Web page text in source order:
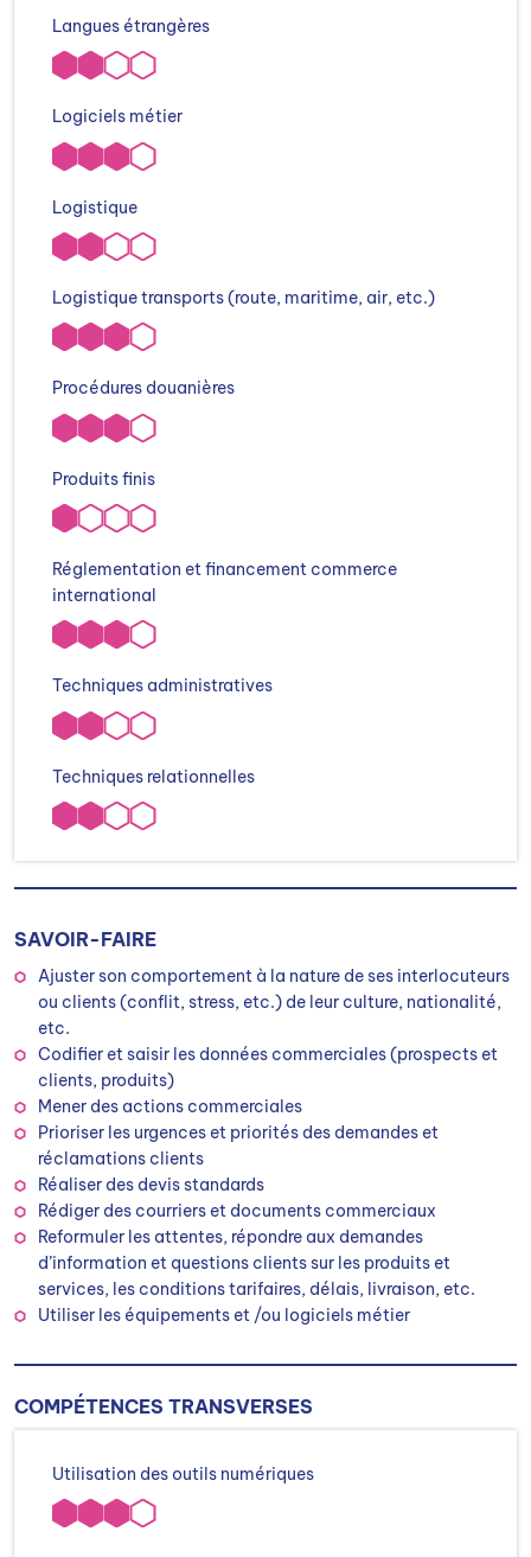
Langues étrangères
Logiciels métier
Logistique
Logistique transports (route, maritime, air, etc.)
Procédures douanières
Produits finis
Réglementation et financement commerce
international
Techniques administratives
Techniques relationnelles
SAVOIR-FAIRE
Ajuster son comportement à la nature de ses interlocuteurs
ou clients (conflit, stress, etc.) de leur culture, nationalité,
etc.
Codifier et saisir les données commerciales (prospects et
clients, produits)
Mener des actions commerciales
Prioriser les urgences et priorités des demandes et
réclamations clients
Réaliser des devis standards
Rédiger des courriers et documents commerciaux
Reformuler les attentes, répondre aux demandes
d’information et questions clients sur les produits et
services, les conditions tarifaires, délais, livraison, etc.
Utiliser les équipements et /ou logiciels métier
COMPÉTENCES TRANSVERSES
Utilisation des outils numériques